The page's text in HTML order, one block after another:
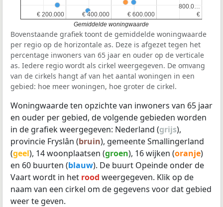
€ 200.000
€ 200.000 € 400.000
€ 400.000 € 600.000
€ 600.000 €
€
800.0…
800.0…
Gemiddelde woningwaarde
Bovenstaande grafiek toont de gemiddelde woningwaarde
per regio op de horizontale as. Deze is afgezet tegen het
percentage inwoners van 65 jaar en ouder op de verticale
as. Iedere regio wordt als cirkel weergegeven. De omvang
van de cirkels hangt af van het aantal woningen in een
gebied: hoe meer woningen, hoe groter de cirkel.
Woningwaarde ten opzichte van inwoners van 65 jaar
en ouder per gebied, de volgende gebieden worden
in de grafiek weergegeven: Nederland (grijs),
provincie Fryslân (bruin), gemeente Smallingerland
(geel), 14 woonplaatsen (groen), 16 wijken (oranje)
en 60 buurten (blauw). De buurt Opeinde onder de
Vaart wordt in het rood weergegeven. Klik op de
naam van een cirkel om de gegevens voor dat gebied
weer te geven.